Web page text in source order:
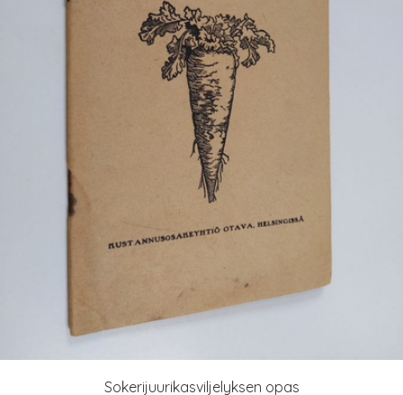
Sokerijuurikasviljelyksen opas